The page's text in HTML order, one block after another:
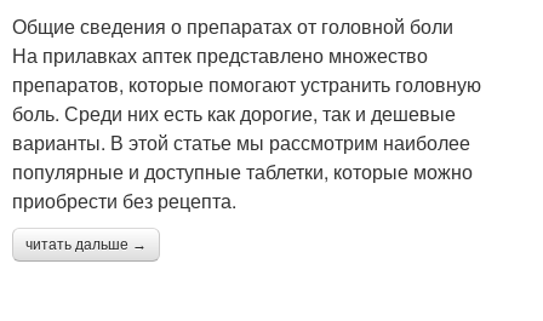
Общие сведения о препаратах от головной боли
На прилавках аптек представлено множество
препаратов, которые помогают устранить головную
боль. Среди них есть как дорогие, так и дешевые
варианты. В этой статье мы рассмотрим наиболее
популярные и доступные таблетки, которые можно
приобрести без рецепта.
читать дальше →